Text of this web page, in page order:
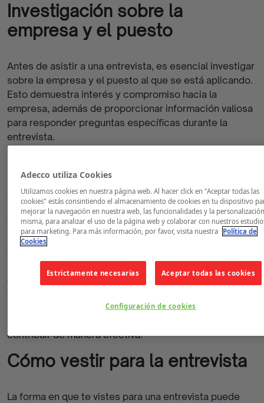
Investigación sobre la
empresa y el puesto
Antes de asistir a una entrevista, es esencial investigar
sobre la empresa y el puesto al que se está aplicando.
Esto demuestra interés y compromiso hacia la
empresa, además de proporcionar información valiosa
para responder preguntas específicas durante la
entrevista.
empresa ayudará a comprender su cultura
organizacional y cómo encajarías en ella. También es
importante comprender las responsabilidades y
expectativas del puesto para poder destacar las
habilidades y experiencias relevantes durante la
entrevista.
Además, es útil identificar posibles desafíos y
permitirá mostrar una comprensión profunda de las
contribuir de manera efectiva.
Cómo vestir para la entrevista
La forma en que te vistes para una entrevista puede
Adecco utiliza Cookies
Utilizamos cookies en nuestra página web. Al hacer click en "Aceptar todas las
cookies" estás consintiendo el almacenamiento de cookies en tu dispositivo
mejorar la navegación en nuestra web, las funcionalidades y la
misma, para analizar el uso de la página web y colaborar con nuestros
para marketing. Para más información, por favor, visita nuestra Política de
Cookies
Estrictamente necesarias Aceptar todas las cookies
Configuración de cookies